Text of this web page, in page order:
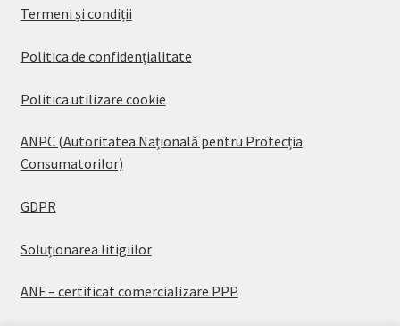
Termeni și condiții
Politica de confidențialitate
Politica utilizare cookie
ANPC (Autoritatea Națională pentru Protecția
Consumatorilor)
GDPR
Soluționarea litigiilor
ANF – certificat comercializare PPP